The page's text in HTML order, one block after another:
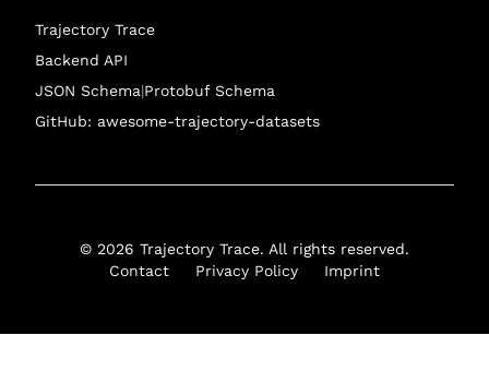
Trajectory Trace
Backend API
JSON Schema|Protobuf Schema
GitHub: awesome-trajectory-datasets
© 2026 Trajectory Trace. All rights reserved.
Contact
Privacy Policy Imprint